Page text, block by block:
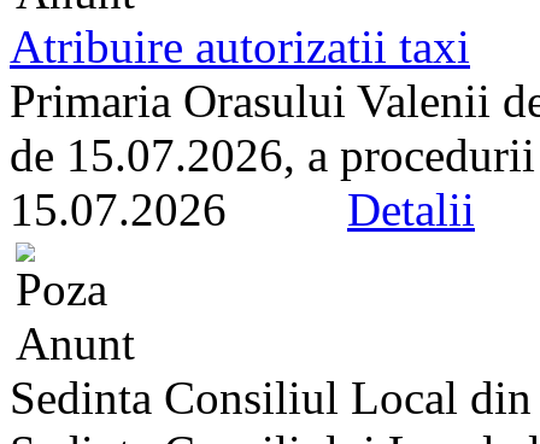
Atribuire autorizatii taxi
Primaria Orasului Valenii
de 15.07.2026, a
15.07.2026 Detalii
Sedinta Consiliul Local